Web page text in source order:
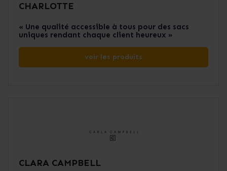
CHARLOTTE
« Une qualité accessible à tous pour des sacs
uniques rendant chaque client heureux »
voir les produits
CLARA CAMPBELL